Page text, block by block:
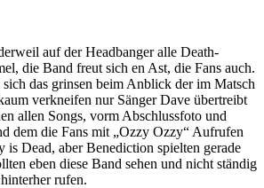
auf der Headbanger alle Death-
die Band freut sich en Ast, die Fans auch.
das grinsen beim Anblick der im Matsch
verkneifen nur Sänger Dave übertreibt
allen Songs, vorm Abschlussfoto und
dem die Fans mit „Ozzy Ozzy“ Aufrufen
is Dead, aber Benediction spielten gerade
eben diese Band sehen und nicht ständig
rufen.